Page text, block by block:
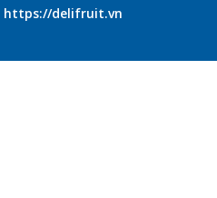
https://delifruit.vn